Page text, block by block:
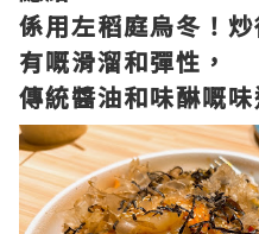
係用左稻庭烏冬！
有嘅滑溜和彈性，
傳統醬油和味醂嘅味